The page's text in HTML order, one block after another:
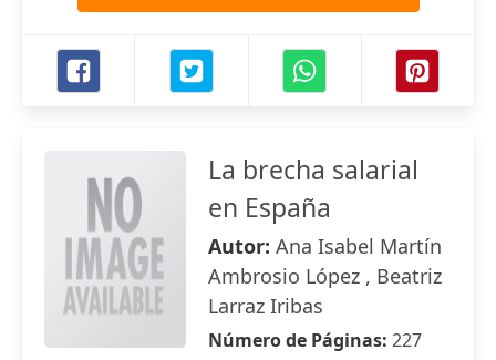
La brecha salarial
en España
Autor: Ana Isabel Martín
Ambrosio López , Beatriz
Larraz Iribas
Número de Páginas: 227